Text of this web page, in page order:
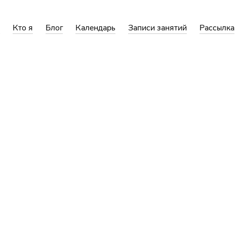
Кто я Блог Календарь Записи занятий Рассылка